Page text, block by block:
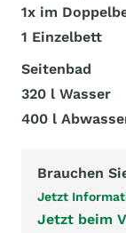
1x im
1 Einzelbett
Seitenbad
320 l Wasser
400 l
Brauchen
Jetzt
Jetzt beim